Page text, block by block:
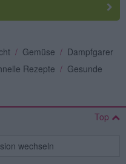
/ Gemüse / Dampfgarer
Rezepte / Gesunde
Top
wechseln